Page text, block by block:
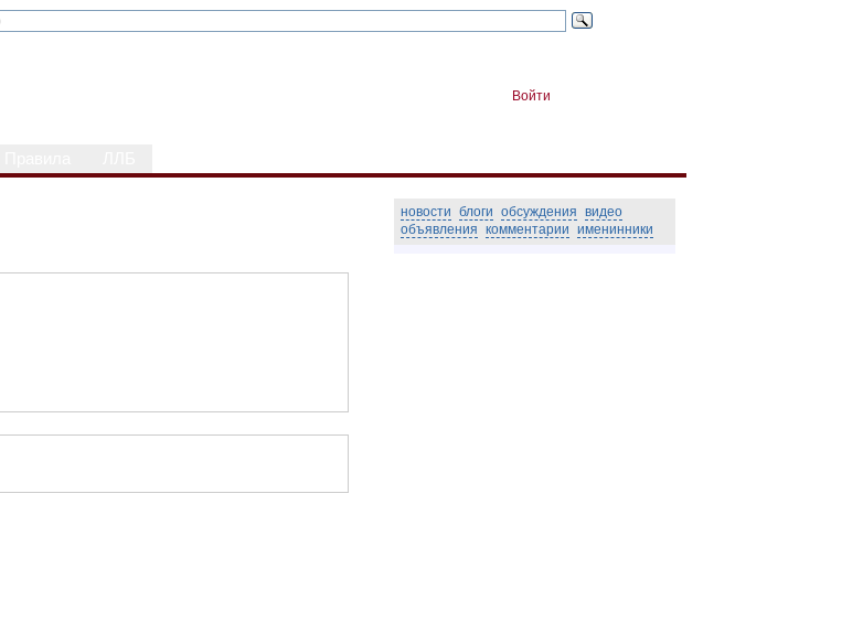
Войти
новости блоги обсуждения видео
объявления комментарии именинники